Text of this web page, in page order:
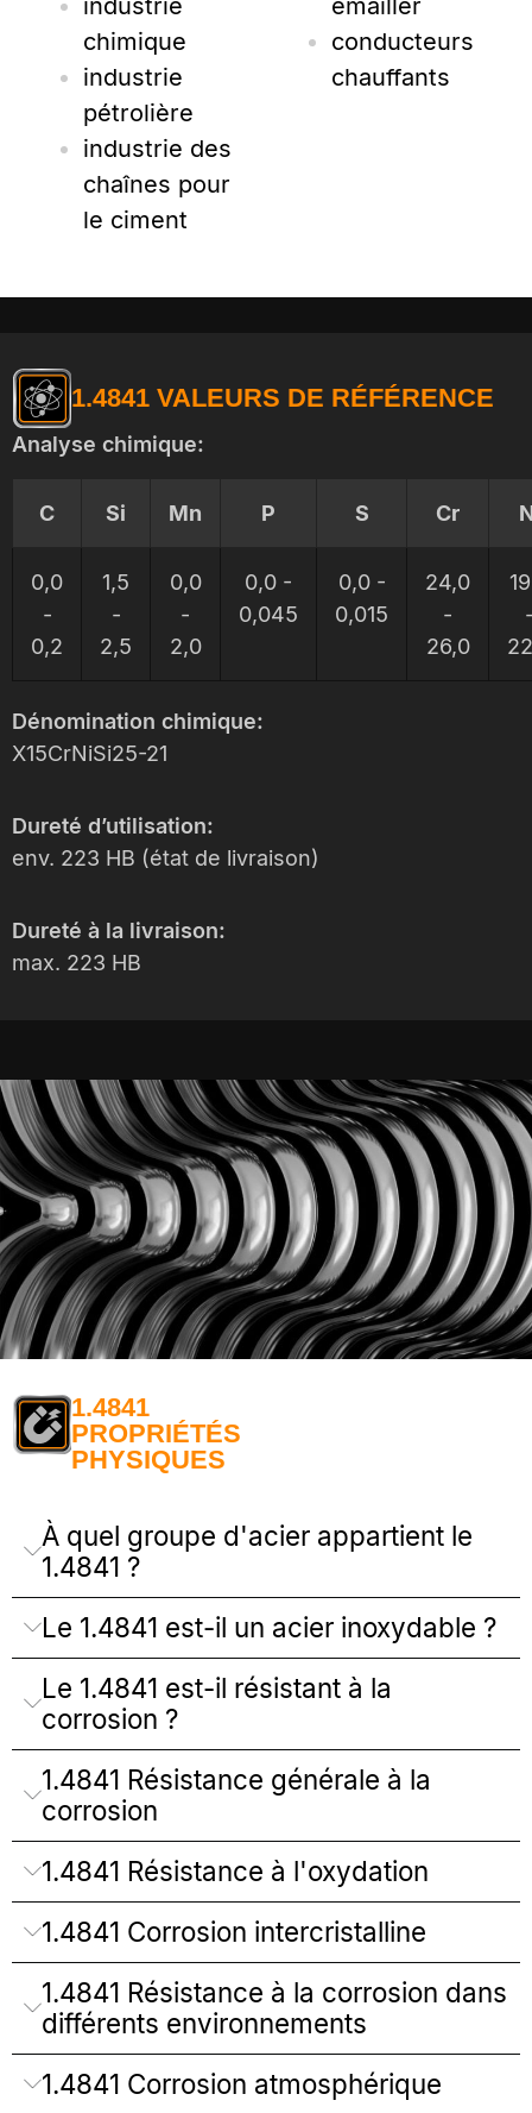
industrie
chimique
industrie
pétrolière
industrie des
chaînes pour
le ciment
émailler
conducteurs
chauffants
1.4841 VALEURS DE RÉFÉRENCE
Analyse chimique:
C Si Mn P S Cr
0,0
-
0,2
1,5
-
2,5
0,0
-
2,0
0,0 -
0,045
0,0 -
0,015
24,0
-
26,0
Dénomination chimique:
X15CrNiSi25-21
Dureté d’utilisation:
env. 223 HB (état de livraison)
Dureté à la livraison:
max. 223 HB
1.4841
PROPRIÉTÉS
PHYSIQUES
À quel groupe d'acier appartient le
1.4841 ?
Le 1.4841 est-il un acier inoxydable ?
Le 1.4841 est-il résistant à la
corrosion ?
1.4841 Résistance générale à la
corrosion
1.4841 Résistance à l'oxydation
1.4841 Corrosion intercristalline
1.4841 Résistance à la corrosion dans
différents environnements
1.4841 Corrosion atmosphérique